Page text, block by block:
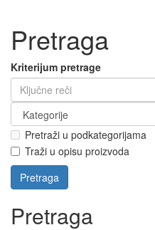
Pretraga
Kriterijum pretrage
Pretraži u podkategorijama
Traži u opisu proizvoda
Pretraga